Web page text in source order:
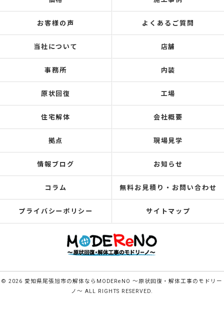
お客様の声 よくあるご質問
当社について 店舗
事務所 内装
原状回復 工場
住宅解体 会社概要
拠点 現場見学
情報ブログ お知らせ
コラム 無料お見積り・お問い合わせ
プライバシーポリシー サイトマップ
© 2026 愛知県尾張旭市の解体ならMODEReNO ～原状回復・解体工事のモドリー
ノ～ ALL RIGHTS RESERVED.